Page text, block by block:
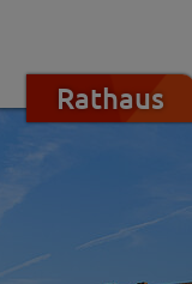
Rathaus